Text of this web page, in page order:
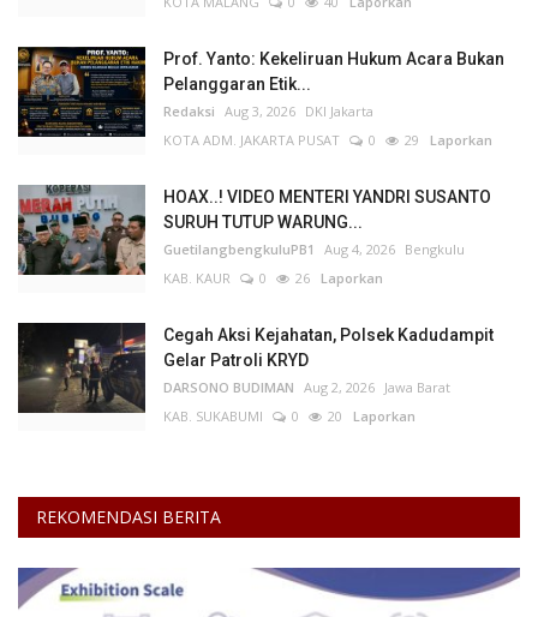
Prof. Yanto: Kekeliruan Hukum Acara Bukan
Pelanggaran Etik...
Redaksi Aug 3, 2026 DKI Jakarta
KOTA ADM. JAKARTA PUSAT
0 29 Laporkan
HOAX..! VIDEO MENTERI YANDRI SUSANTO
SURUH TUTUP WARUNG...
GuetilangbengkuluPB1 Aug 4, 2026 Bengkulu
KAB. KAUR
0 26 Laporkan
Cegah Aksi Kejahatan, Polsek Kadudampit
Gelar Patroli KRYD
DARSONO BUDIMAN Aug 2, 2026 Jawa Barat
KAB. SUKABUMI
0 20 Laporkan
REKOMENDASI BERITA